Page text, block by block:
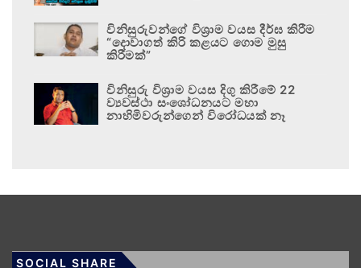
විනිසුරුවන්ගේ විශ්‍රාම වයස දීර්ඝ කිරීම
“දොවාගත් කිරි කළයට ගොම මුසු
කිරීමක්”
විනිසුරු විශ්‍රාම වයස දිගු කිරීමේ 22
ව්‍යවස්ථා සංශෝධනයට මහා
නාහිමිවරුන්ගෙන් විරෝධයක් නෑ
SOCIAL SHARE